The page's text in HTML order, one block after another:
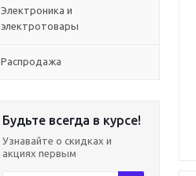
Электроника и
электротовары
Распродажа
Будьте всегда в курсе!
Узнавайте о скидках и
акциях первым